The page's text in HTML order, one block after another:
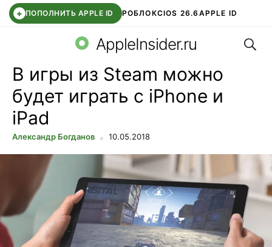
+ ПОПОЛНИТЬ APPLE ID РОБЛОКСIOS 26.6 APPLE ID
WHATSAPP DDE STOREAPP STOREOZON БАНК
AppleInsider.ru
В игры из Steam можно
будет играть с iPhone и
iPad
Александр Богданов 10.05.2018